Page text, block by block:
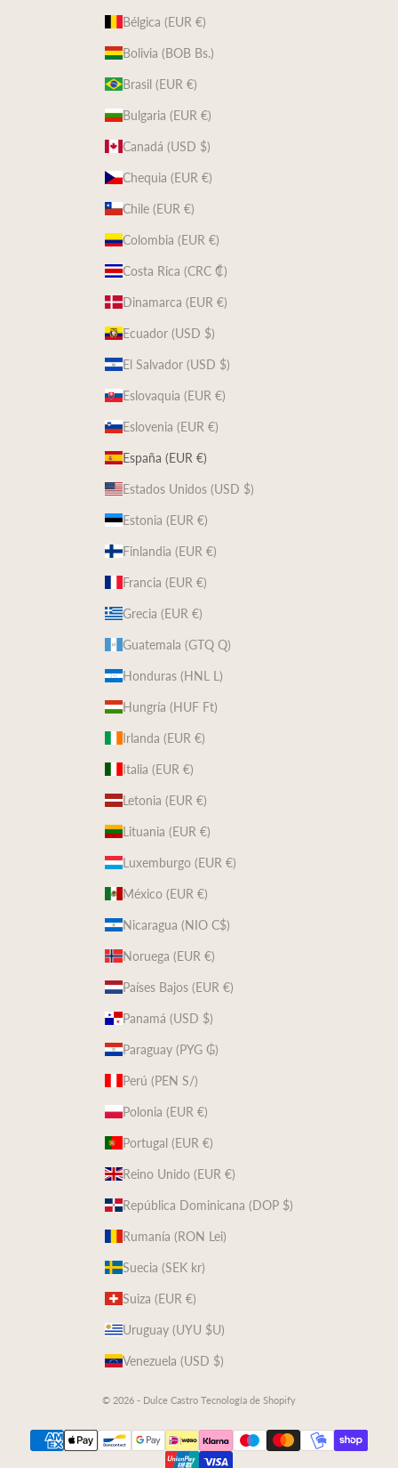
Bélgica (EUR €)
Bolivia (BOB Bs.)
Brasil (EUR €)
Bulgaria (EUR €)
Canadá (USD $)
Chequia (EUR €)
Chile (EUR €)
Colombia (EUR €)
Costa Rica (CRC ₡)
Dinamarca (EUR €)
Ecuador (USD $)
El Salvador (USD $)
Eslovaquia (EUR €)
Eslovenia (EUR €)
España (EUR €)
Estados Unidos (USD $)
Estonia (EUR €)
Finlandia (EUR €)
Francia (EUR €)
Grecia (EUR €)
Guatemala (GTQ Q)
Honduras (HNL L)
Hungría (HUF Ft)
Irlanda (EUR €)
Italia (EUR €)
Letonia (EUR €)
Lituania (EUR €)
Luxemburgo (EUR €)
México (EUR €)
Nicaragua (NIO C$)
Noruega (EUR €)
Países Bajos (EUR €)
Panamá (USD $)
Paraguay (PYG ₲)
Perú (PEN S/)
Polonia (EUR €)
Portugal (EUR €)
Reino Unido (EUR €)
República Dominicana (DOP $)
Rumanía (RON Lei)
Suecia (SEK kr)
Suiza (EUR €)
Uruguay (UYU $U)
Venezuela (USD $)
© 2026 - Dulce Castro Tecnología de Shopify